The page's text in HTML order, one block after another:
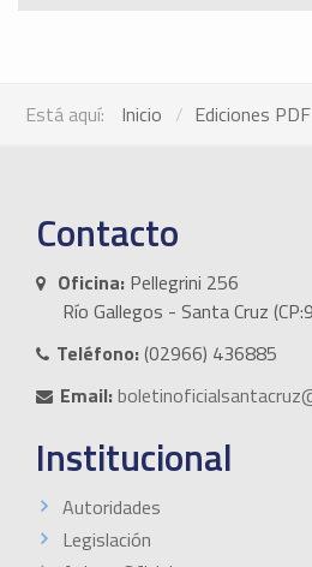
Está aquí: Inicio Ediciones PDF
Contacto
Oficina: Pellegrini 256
Río Gallegos - Santa Cruz
Teléfono:(02966) 436885
Email:
Institucional
Autoridades
Legislación